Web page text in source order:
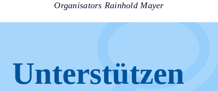
Organisators Rainhold Mayer
Unterstützen